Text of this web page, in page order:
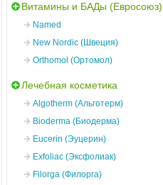
Витамины и БАДы (Евросоюз)
Named
New Nordic (Швеция)
Orthomol (Ортомол)
Лечебная косметика
Algotherm (Альготерм)
Bioderma (Биодерма)
Eucerin (Эуцерин)
Exfoliac (Эксфолиак)
Filorga (Филорга)